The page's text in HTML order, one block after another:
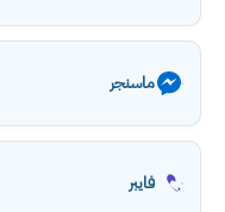
ماسنجر
فايبر